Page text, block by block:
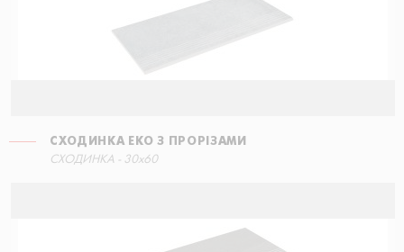
СХОДИНКА ЕКО З ПРОРІЗАМИ
СХОДИНКА - 30x60
СХОДИНКА КУТОВА ПРАВА
15x34,5